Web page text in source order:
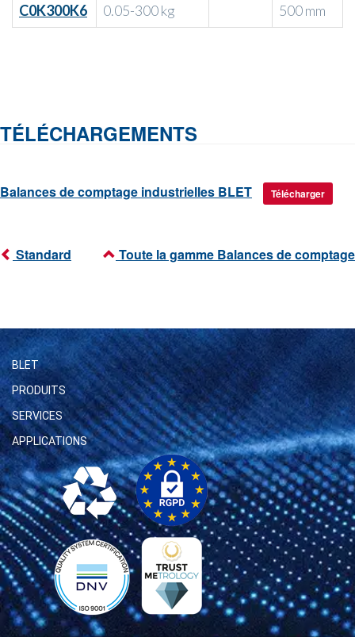
C0K300K6
0.05-300 kg
500 mm
TÉLÉCHARGEMENTS
Balances de comptage industrielles BLET Télécharger
Standard Toute la gamme Balances de comptage
BLET
PRODUITS
SERVICES
APPLICATIONS